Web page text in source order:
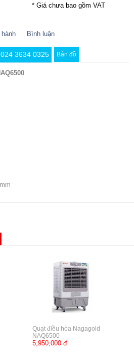
* Giá chưa bao gồm VAT
hành Bình luận
3634 0325 Bản đồ
Quạt điều hòa Nagagold
NAQ6500
5,950,000 đ